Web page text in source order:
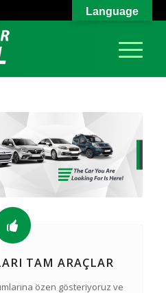
TAM ARAÇLAR
özen gösteriyoruz ve
Language